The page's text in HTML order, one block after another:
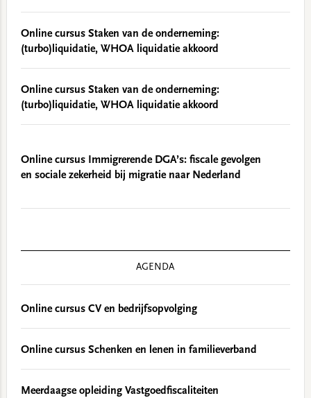
Online cursus Staken van de onderneming:
(turbo)liquidatie, WHOA liquidatie akkoord
Online cursus Staken van de onderneming:
(turbo)liquidatie, WHOA liquidatie akkoord
Online cursus Immigrerende DGA’s: fiscale gevolgen
en sociale zekerheid bij migratie naar Nederland
AGENDA
Online cursus CV en bedrijfsopvolging
Online cursus Schenken en lenen in familieverband
Meerdaagse opleiding Vastgoedfiscaliteiten